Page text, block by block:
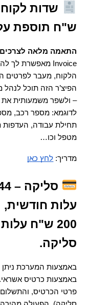
ש"ח תוספת
התאמה מלאה לצרכים
Invoice מאפשרת לך להוסיף
– ולשפר משמעותית את
מטפל וכו…
מדריך: לחץ כאן
עלות חודשית,
סליקה.